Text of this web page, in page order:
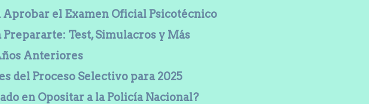
Aprobar el Examen Oficial Psicotécnico
Prepararte: Test, Simulacros y Más
Anteriores
del Proceso Selectivo para 2025
en Opositar a la Policía Nacional?